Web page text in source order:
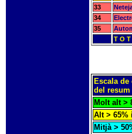
33
34
35
T O
Escala
del
Molt alt >
Alt > 65%
Mitjà >